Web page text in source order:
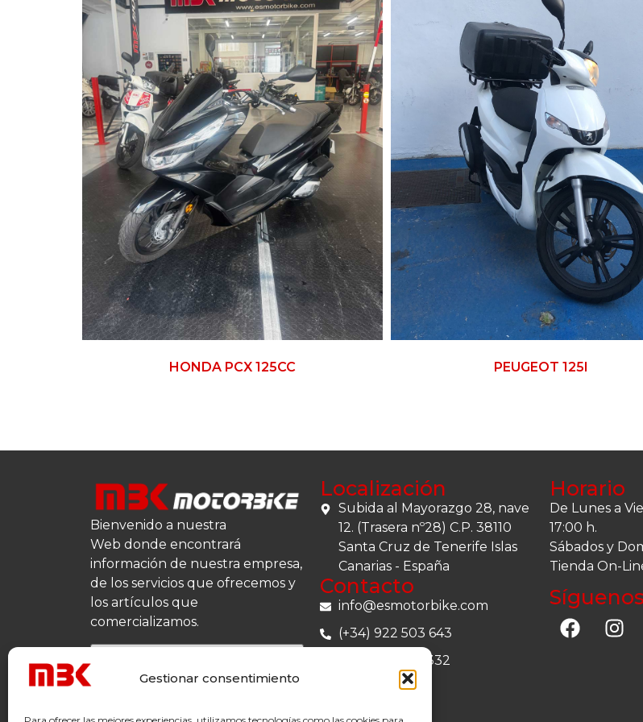
Gestionar consentimiento
HONDA PCX 125CC PEUGEOT 125I
Bienvenido a nuestra
Web donde encontrará
información de nuestra empresa,
de los servicios que ofrecemos y
los artículos que
comercializamos.
Localización
Subida al Mayorazgo 28, nave
12. (Trasera nº28) C.P. 38110
Santa Cruz de Tenerife Islas
Canarias - España
Contacto
info@esmotorbike.com
(+34) 922 503 643
(+34) 664 477 332
Horario
De Lunes a
17:00 h.
Sábados y
Tienda On-
Síguenos